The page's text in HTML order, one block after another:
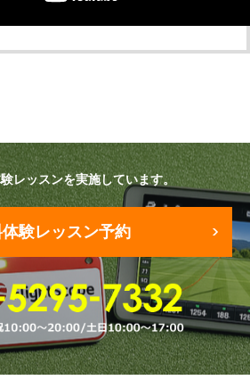
レッスンを実施しています。
験レッスン予約